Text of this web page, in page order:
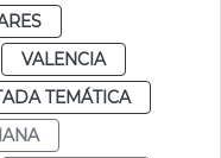
VALENCIA
TEMÁTICA